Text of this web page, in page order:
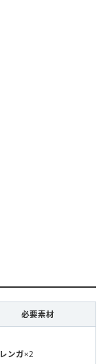
必要素材
レンガ×2